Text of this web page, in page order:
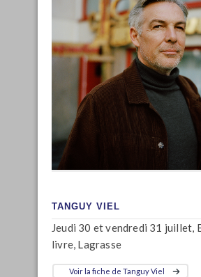
TANGUY VIEL
Jeudi 30 et vendredi 31 juillet,
livre, Lagrasse
Voir la fiche de Tanguy Viel